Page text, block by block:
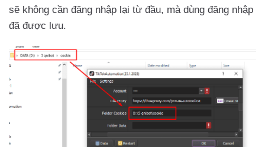
sẽ không cần đăng nhập lại từ đầu, mà dùng đăng nhập
đã được lưu.